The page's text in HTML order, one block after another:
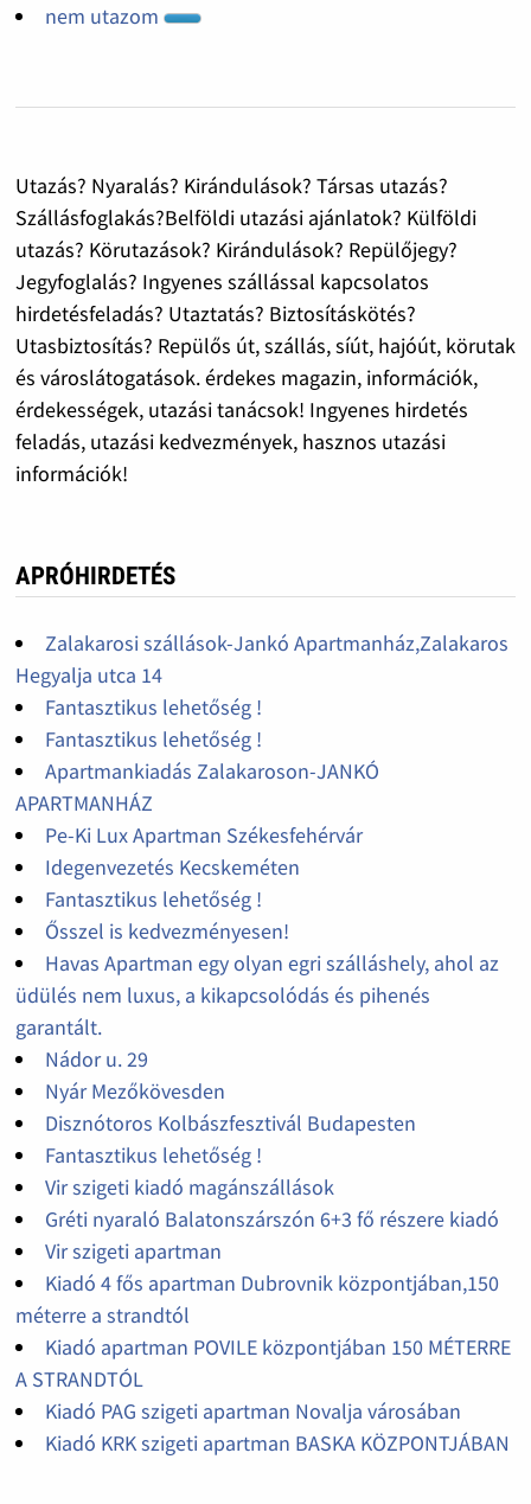
nem utazom
Utazás? Nyaralás? Kirándulások? Társas utazás?
Szállásfoglakás?Belföldi utazási ajánlatok? Külföldi
utazás? Körutazások? Kirándulások? Repülőjegy?
Jegyfoglalás? Ingyenes szállással kapcsolatos
hirdetésfeladás? Utaztatás? Biztosításkötés?
Utasbiztosítás? Repülős út, szállás, síút, hajóút, körutak
és városlátogatások. érdekes magazin, információk,
érdekességek, utazási tanácsok! Ingyenes hirdetés
feladás, utazási kedvezmények, hasznos utazási
információk!
APRÓHIRDETÉS
Zalakarosi szállások-Jankó Apartmanház,Zalakaros
Hegyalja utca 14
Fantasztikus lehetőség !
Fantasztikus lehetőség !
Apartmankiadás Zalakaroson-JANKÓ
APARTMANHÁZ
Pe-Ki Lux Apartman Székesfehérvár
Idegenvezetés Kecskeméten
Fantasztikus lehetőség !
Ősszel is kedvezményesen!
Havas Apartman egy olyan egri szálláshely, ahol az
üdülés nem luxus, a kikapcsolódás és pihenés
garantált.
Nádor u. 29
Nyár Mezőkövesden
Disznótoros Kolbászfesztivál Budapesten
Fantasztikus lehetőség !
Vir szigeti kiadó magánszállások
Gréti nyaraló Balatonszárszón 6+3 fő részere kiadó
Vir szigeti apartman
Kiadó 4 fős apartman Dubrovnik központjában,150
méterre a strandtól
Kiadó apartman POVILE központjában 150 MÉTERRE
A STRANDTÓL
Kiadó PAG szigeti apartman Novalja városában
Kiadó KRK szigeti apartman BASKA KÖZPONTJÁBAN